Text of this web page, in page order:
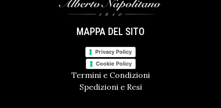
MAPPA DEL SITO
Privacy Policy
Cookie Policy
Termini e Condizioni
Spedizioni e Resi